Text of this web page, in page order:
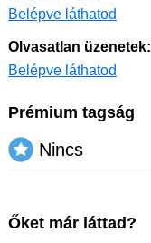
Belépve láthatod
Olvasatlan üzenetek:
Belépve láthatod
Prémium tagság
Nincs
Őket már láttad?